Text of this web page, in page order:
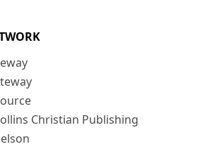
Christian Publishing